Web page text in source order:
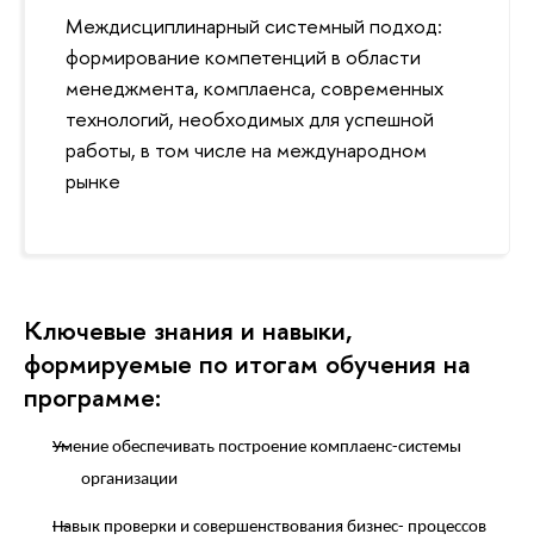
Междисциплинарный системный подход:
формирование компетенций в области
менеджмента, комплаенса, современных
технологий, необходимых для успешной
работы, в том числе на международном
рынке
Ключевые знания и навыки,
формируемые по итогам обучения на
программе:
Умение обеспечивать построение комплаенс-системы
организации
Навык проверки и совершенствования бизнес- процессов